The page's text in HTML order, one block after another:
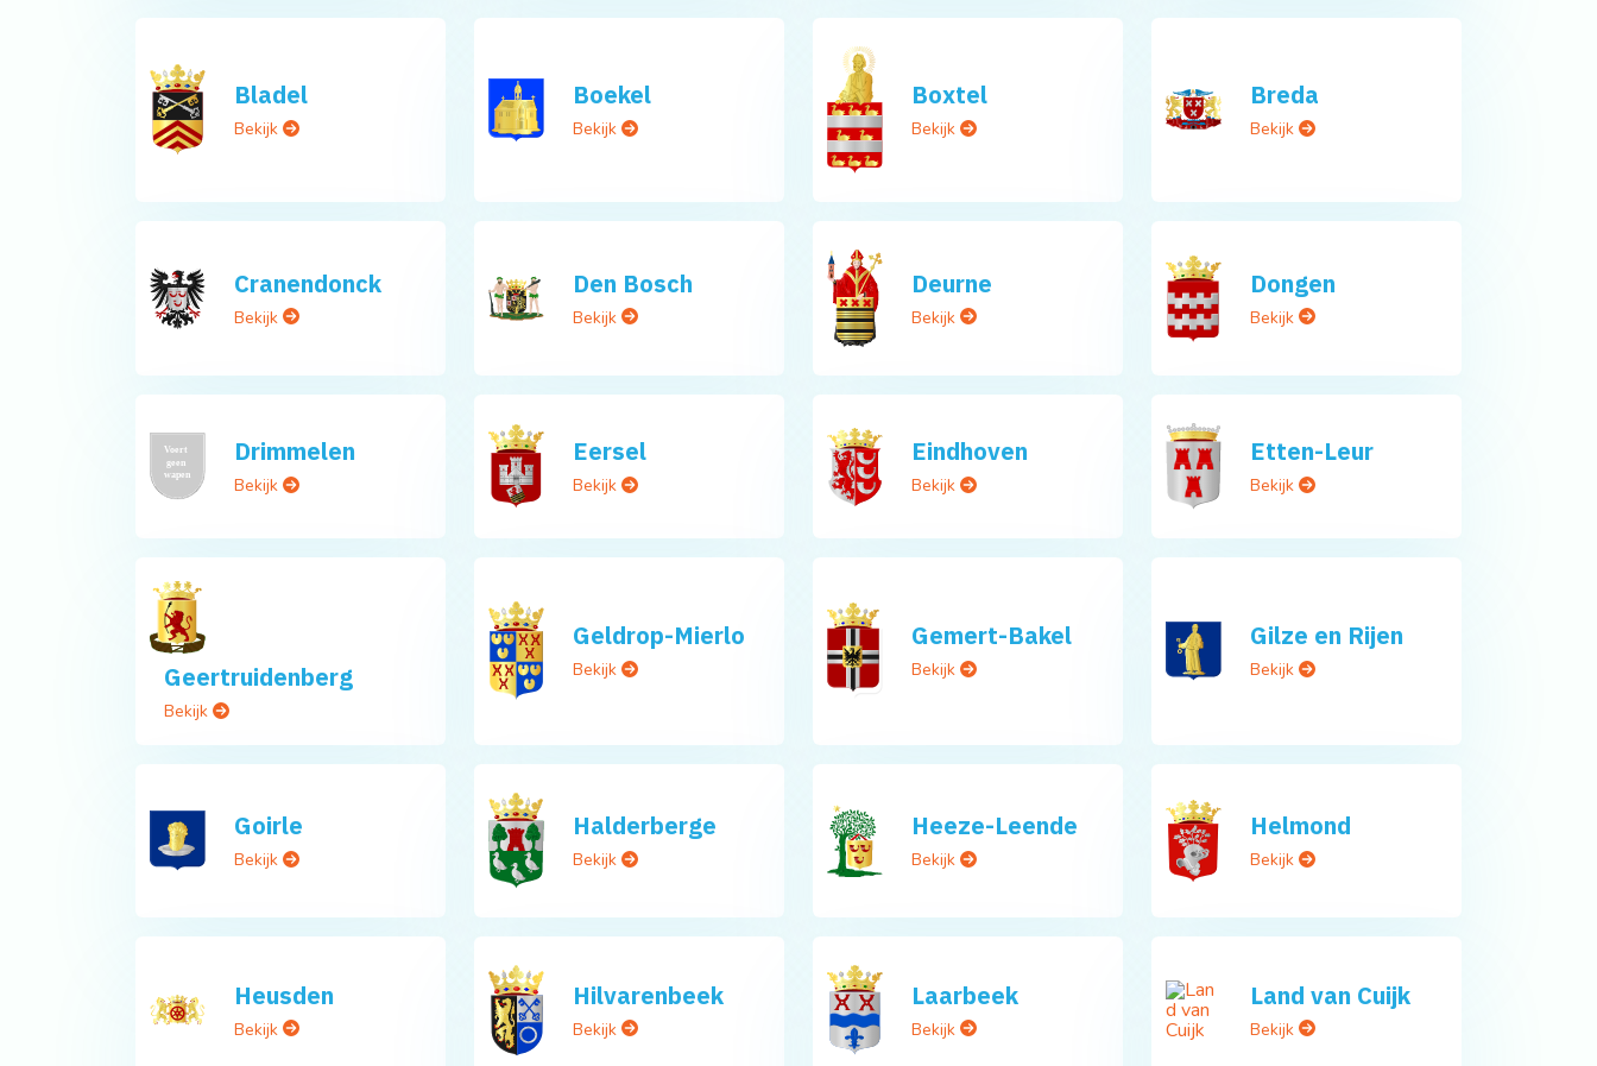
Bladel
Bekijk
Boekel
Bekijk
Boxtel
Bekijk
Breda
Bekijk
Cranendonck
Bekijk
Den Bosch
Bekijk
Deurne
Bekijk
Dongen
Bekijk
Drimmelen
Bekijk
Eersel
Bekijk
Eindhoven
Bekijk
Etten-Leur
Bekijk
Geertruidenberg
Bekijk
Geldrop-Mierlo
Bekijk
Gemert-Bakel
Bekijk
Gilze en Rijen
Bekijk
Goirle
Bekijk
Halderberge
Bekijk
Heeze-Leende
Bekijk
Helmond
Bekijk
Heusden
Bekijk
Hilvarenbeek
Bekijk
Laarbeek
Bekijk
Land van Cuijk
Bekijk